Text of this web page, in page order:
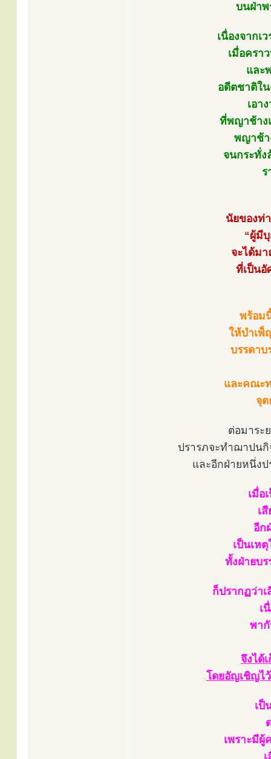
บนฝ่าพ
เนื่องจากเ
เมื่อครา
และ
อดีตชาติใ
เอา
ที่พญาช้าง
พญาช้า
จนกระทั่ง
ร
นัยของท่
“ผู้มี
จะได้มา
ที่เป็นอั
พร้อม
ให้บำเ
บรรดา
และคณะ
จุด
ต่อมาระ
ปรารภจะทำฌาปน
และอีกฝ่ายหนึ่ง
เมื่อ
เ
อีก
เป็นเห
ทั้งฝ่ายบ
ก็ปรากฏว่า
เ
พา
จึงได้
โดยอัญเชิญไ
เป็
เพราะมี